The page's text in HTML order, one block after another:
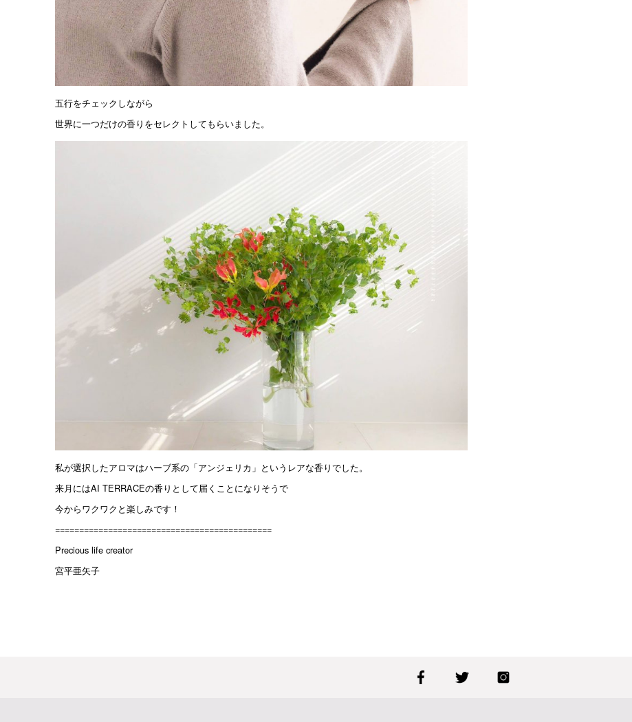
五行をチェックしながら
世界に一つだけの香りをセレクトしてもらいました。
私が選択したアロマはハーブ系の「アンジェリカ」というレアな香りでした。
来月にはAI TERRACEの香りとして届くことになりそうで
今からワクワクと楽しみです！
=============================================
Precious life creator
宮平亜矢子